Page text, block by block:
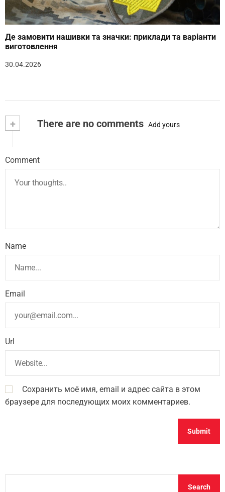
Де замовити нашивки та значки: приклади та варіанти
виготовлення
30.04.2026
+ There are no comments Add yours
Comment
Name
Email
Url
Сохранить моё имя, email и адрес сайта в этом
браузере для последующих моих комментариев.
Search